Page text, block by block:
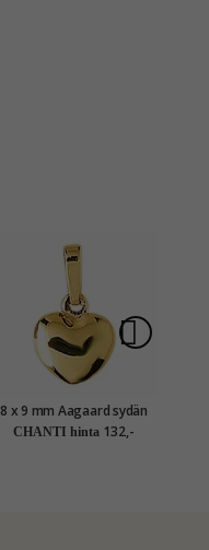
8 x 9 mm Aagaard sydän
riipus 8 karaatin kultaa
CHANTI hinta 132,-